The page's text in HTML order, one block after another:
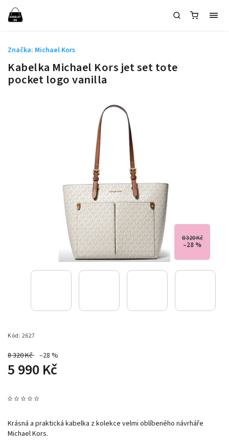
Kabelka Michael Kors jet set tote
pocket logo vanilla
8 320 Kč
–28 %
Kód: 2627
8 320 Kč –28 %
5 990 Kč
Krásná a praktická kabelka z kolekce velmi oblíbeného návrháře
Michael Kors.
Značka: Michael Kors